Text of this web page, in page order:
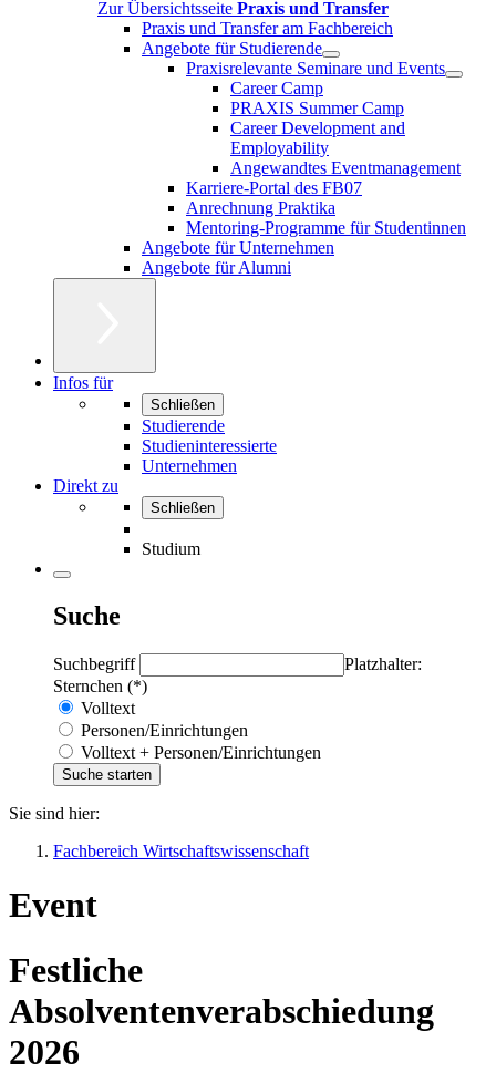
Zur Übersichtsseite Praxis und Transfer
Praxis und Transfer am Fachbereich
Angebote für Studierende
Praxisrelevante Seminare und Events
Career Camp
PRAXIS Summer Camp
Career Development and
Employability
Angewandtes Eventmanagement
Karriere-Portal des FB07
Anrechnung Praktika
Mentoring-Programme für Studentinnen
Angebote für Unternehmen
Angebote für Alumni
Infos für
Schließen
Studierende
Studieninteressierte
Unternehmen
Direkt zu
Schließen
Studium
Suche
Suchbegriff
Platzhalter:
Sternchen (*)
Volltext
Personen/Einrichtungen
Volltext + Personen/Einrichtungen
Sie sind hier:
Fachbereich Wirtschaftswissenschaft
Event
Festliche
Absolventenverabschiedung
2026